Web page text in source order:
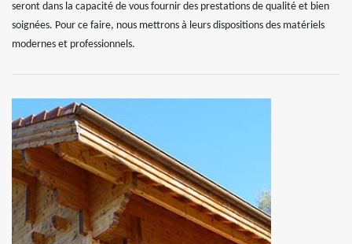
seront dans la capacité de vous fournir des prestations de qualité et bien
soignées. Pour ce faire, nous mettrons à leurs dispositions des matériels
modernes et professionnels.